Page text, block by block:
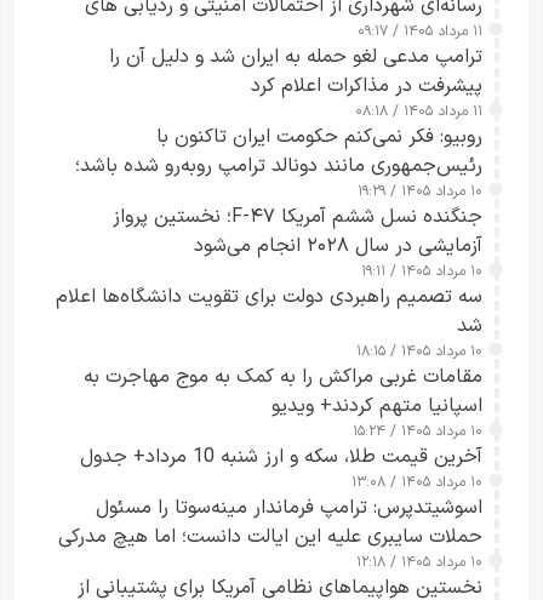
رسانه‌ای شهرداری از احتمالات امنیتی و ردیابی های
جاسوسی گفت
۱۱ مرداد ۱۴۰۵ / ۰۹:۱۷
ترامپ مدعی لغو حمله به ایران شد و دلیل آن را
پیشرفت در مذاکرات اعلام کرد
۱۱ مرداد ۱۴۰۵ / ۰۸:۱۸
روبیو: فکر نمی‌کنم حکومت ایران تاکنون با
رئیس‌جمهوری مانند دونالد ترامپ روبه‌رو شده باشد؛
کسی که واقعاً دست به اقدام می‌زند
۱۰ مرداد ۱۴۰۵ / ۱۹:۲۹
جنگنده نسل ششم آمریکا F-۴۷؛ نخستین پرواز
آزمایشی در سال ۲۰۲۸ انجام می‌شود
۱۰ مرداد ۱۴۰۵ / ۱۹:۱۱
سه تصمیم راهبردی دولت برای تقویت دانشگاه‌ها اعلام
شد
۱۰ مرداد ۱۴۰۵ / ۱۸:۱۵
مقامات غربی مراکش را به کمک به موج مهاجرت به
اسپانیا متهم کردند+ ویدیو
۱۰ مرداد ۱۴۰۵ / ۱۵:۲۴
آخرین قیمت طلا، سکه و ارز شنبه 10 مرداد+ جدول
۱۰ مرداد ۱۴۰۵ / ۱۳:۰۸
اسوشیتدپرس: ترامپ فرماندار مینه‌سوتا را مسئول
حملات سایبری علیه این ایالت دانست؛ اما هیچ مدرکی
ارائه نکرد
۱۰ مرداد ۱۴۰۵ / ۱۲:۱۸
نخستین هواپیماهای نظامی آمریکا برای پشتیبانی از